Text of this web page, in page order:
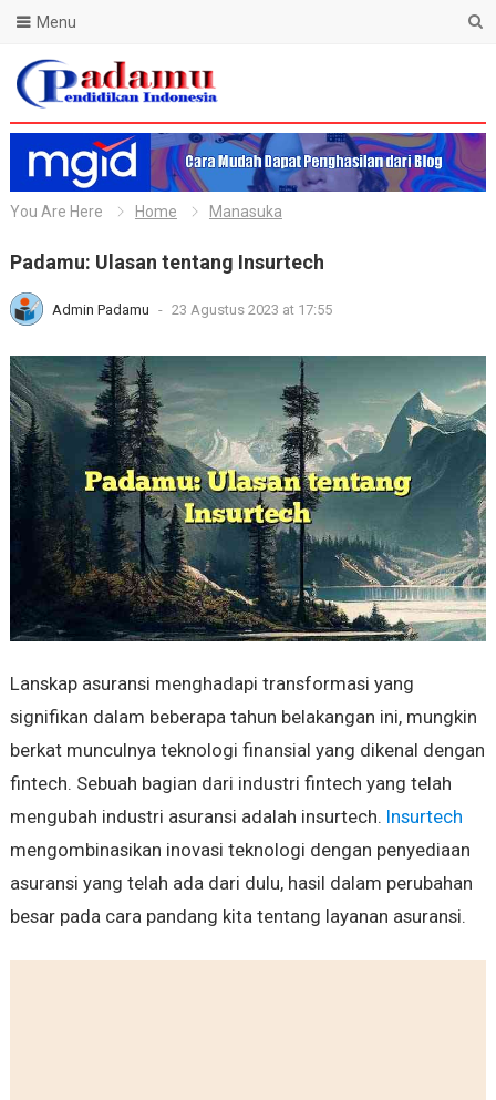
Blog Padamu
Menu
You Are Here Home Manasuka
Padamu: Ulasan tentang Insurtech
Admin Padamu - 23 Agustus 2023 at 17:55
Lanskap asuransi menghadapi transformasi yang
signifikan dalam beberapa tahun belakangan ini, mungkin
berkat munculnya teknologi finansial yang dikenal dengan
fintech. Sebuah bagian dari industri fintech yang telah
mengubah industri asuransi adalah insurtech. Insurtech
mengombinasikan inovasi teknologi dengan penyediaan
asuransi yang telah ada dari dulu, hasil dalam perubahan
besar pada cara pandang kita tentang layanan asuransi.